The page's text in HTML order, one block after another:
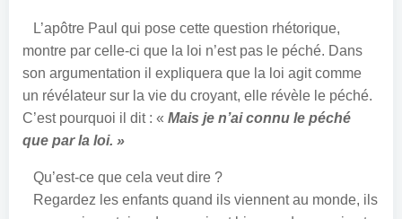
L’apôtre Paul qui pose cette question rhétorique,
montre par celle-ci que la loi n’est pas le péché. Dans
son argumentation il expliquera que la loi agit comme
un révélateur sur la vie du croyant, elle révèle le péché.
C’est pourquoi il dit : « Mais je n’ai connu le péché
que par la loi. »
Qu’est-ce que cela veut dire ?
Regardez les enfants quand ils viennent au monde, ils